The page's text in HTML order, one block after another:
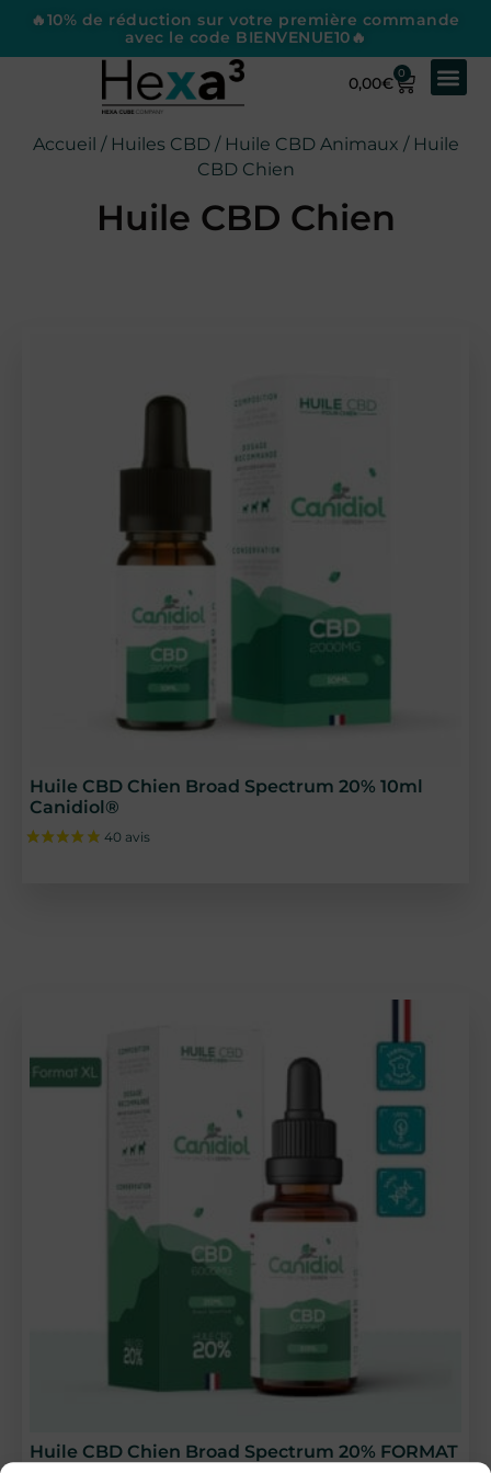
🔥10% de réduction sur votre première commande
avec le code BIENVENUE10🔥
0,00€
0
Accueil / Huiles CBD/ Huile CBD Animaux / Huile
CBD Chien
Huile CBD Chien
Huile CBD Chien Broad Spectrum 20% 10ml
Canidiol®
40 avis
Huile CBD Chien Broad Spectrum 20% FORMAT